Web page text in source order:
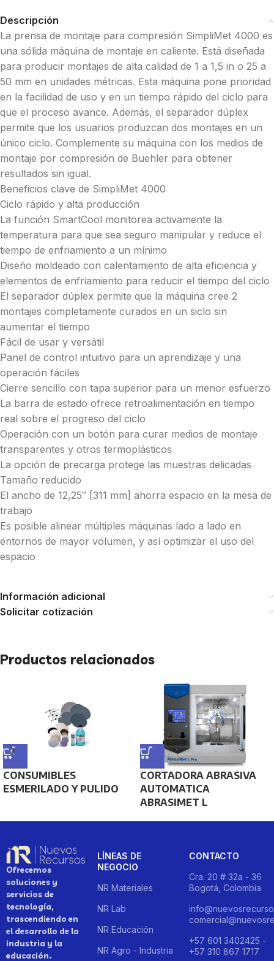
Descripción
La prensa de montaje para compresión SimpliMet 4000 es
una sólida máquina de montaje en caliente. Está diseñada
para producir montajes de alta calidad de 1 a 1,5 in o 25 a
50 mm en unidades métricas. Esta máquina pone prioridad
en la facilidad de uso y en un tiempo rápido del ciclo para
que el proceso avance. Además, el separador dúplex
permite que los usuarios produzcan dos montajes en un
único ciclo. Complemente su máquina con los medios de
montaje por compresión de Buehler para obtener
resultados sin igual.
Beneficios clave de SimpliMet 4000
Ciclo rápido y alta producción
La función SmartCool monitorea activamente la
temperatura para que sea seguro manipular y reduce el
tiempo de enfriamiento a un mínimo
Diseño moldeado con calentamiento de alta eficiencia y
elementos de enfriamiento para reducir el tiempo del ciclo
El separador dúplex permite que la máquina cree 2
montajes completamente curados en un siclo sin
aumentar el tiempo
Fácil de usar y versátil
Panel de control intuitivo para un aprendizaje y una
operación fáciles
Cierre sencillo con tapa superior para un menor esfuerzo
La barra de estado ofrece retroalimentación en tiempo
real sobre el progreso del ciclo
Operación con un botón para curar medios de montaje
transparentes y otros termoplásticos
La opción de precarga protege las muestras delicadas
Tamaño reducido
El ancho de 12,25″ [311 mm] ahorra espacio en la mesa de
trabajo
Es posible alinear múltiples máquinas lado a lado en
entornos de mayor volumen, y así optimizar el uso del
espacio
Información adicional
Solicitar cotización
Productos relacionados
CONSUMIBLES
ESMERILADO Y PULIDO
CORTADORA ABRASIVA
AUTOMATICA
ABRASIMET L
Ofrecemos
soluciones y
servicios de
tecnología,
trascendiendo en
el desarrollo de la
industria y la
educación.
LÍNEAS DE
NEGOCIO
NR Materiales
NR Lab
NR Educación
NR Agro - Industria
CONTACTO
Cra. 20 # 32a - 36
Bogotá, Colombia
+57 601 3402425 -
+57 310 867 1717